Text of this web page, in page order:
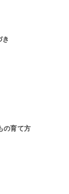
き
の育て方